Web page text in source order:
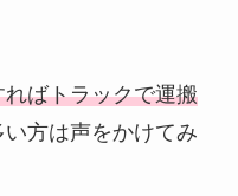
ばトラックで運搬
方は声をかけてみ